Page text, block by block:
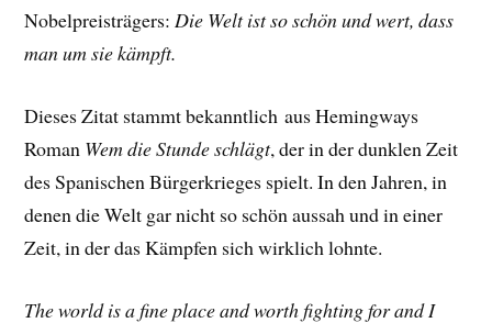
Nobelpreisträgers:Die Welt ist so schön und wert, dass
man um sie kämpft.
Dieses Zitat stammt bekanntlich aus Hemingways
Roman Wem die Stunde schlägt, der in der dunklen Zeit
des Spanischen Bürgerkrieges spielt. In den Jahren, in
denen die Welt gar nicht so schön aussah und in einer
Zeit, in der das Kämpfen sich wirklich lohnte.
The world is a fine place and worth fighting for and I